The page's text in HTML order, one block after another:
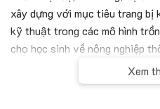
xây dựng với mục tiêu trang bị
kỹ thuật trong các mô hình
cho học sinh về nông nghiệp
Xem